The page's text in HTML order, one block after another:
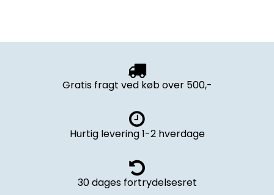
Gratis fragt ved køb over 500,-
Hurtig levering 1-2 hverdage
30 dages fortrydelsesret